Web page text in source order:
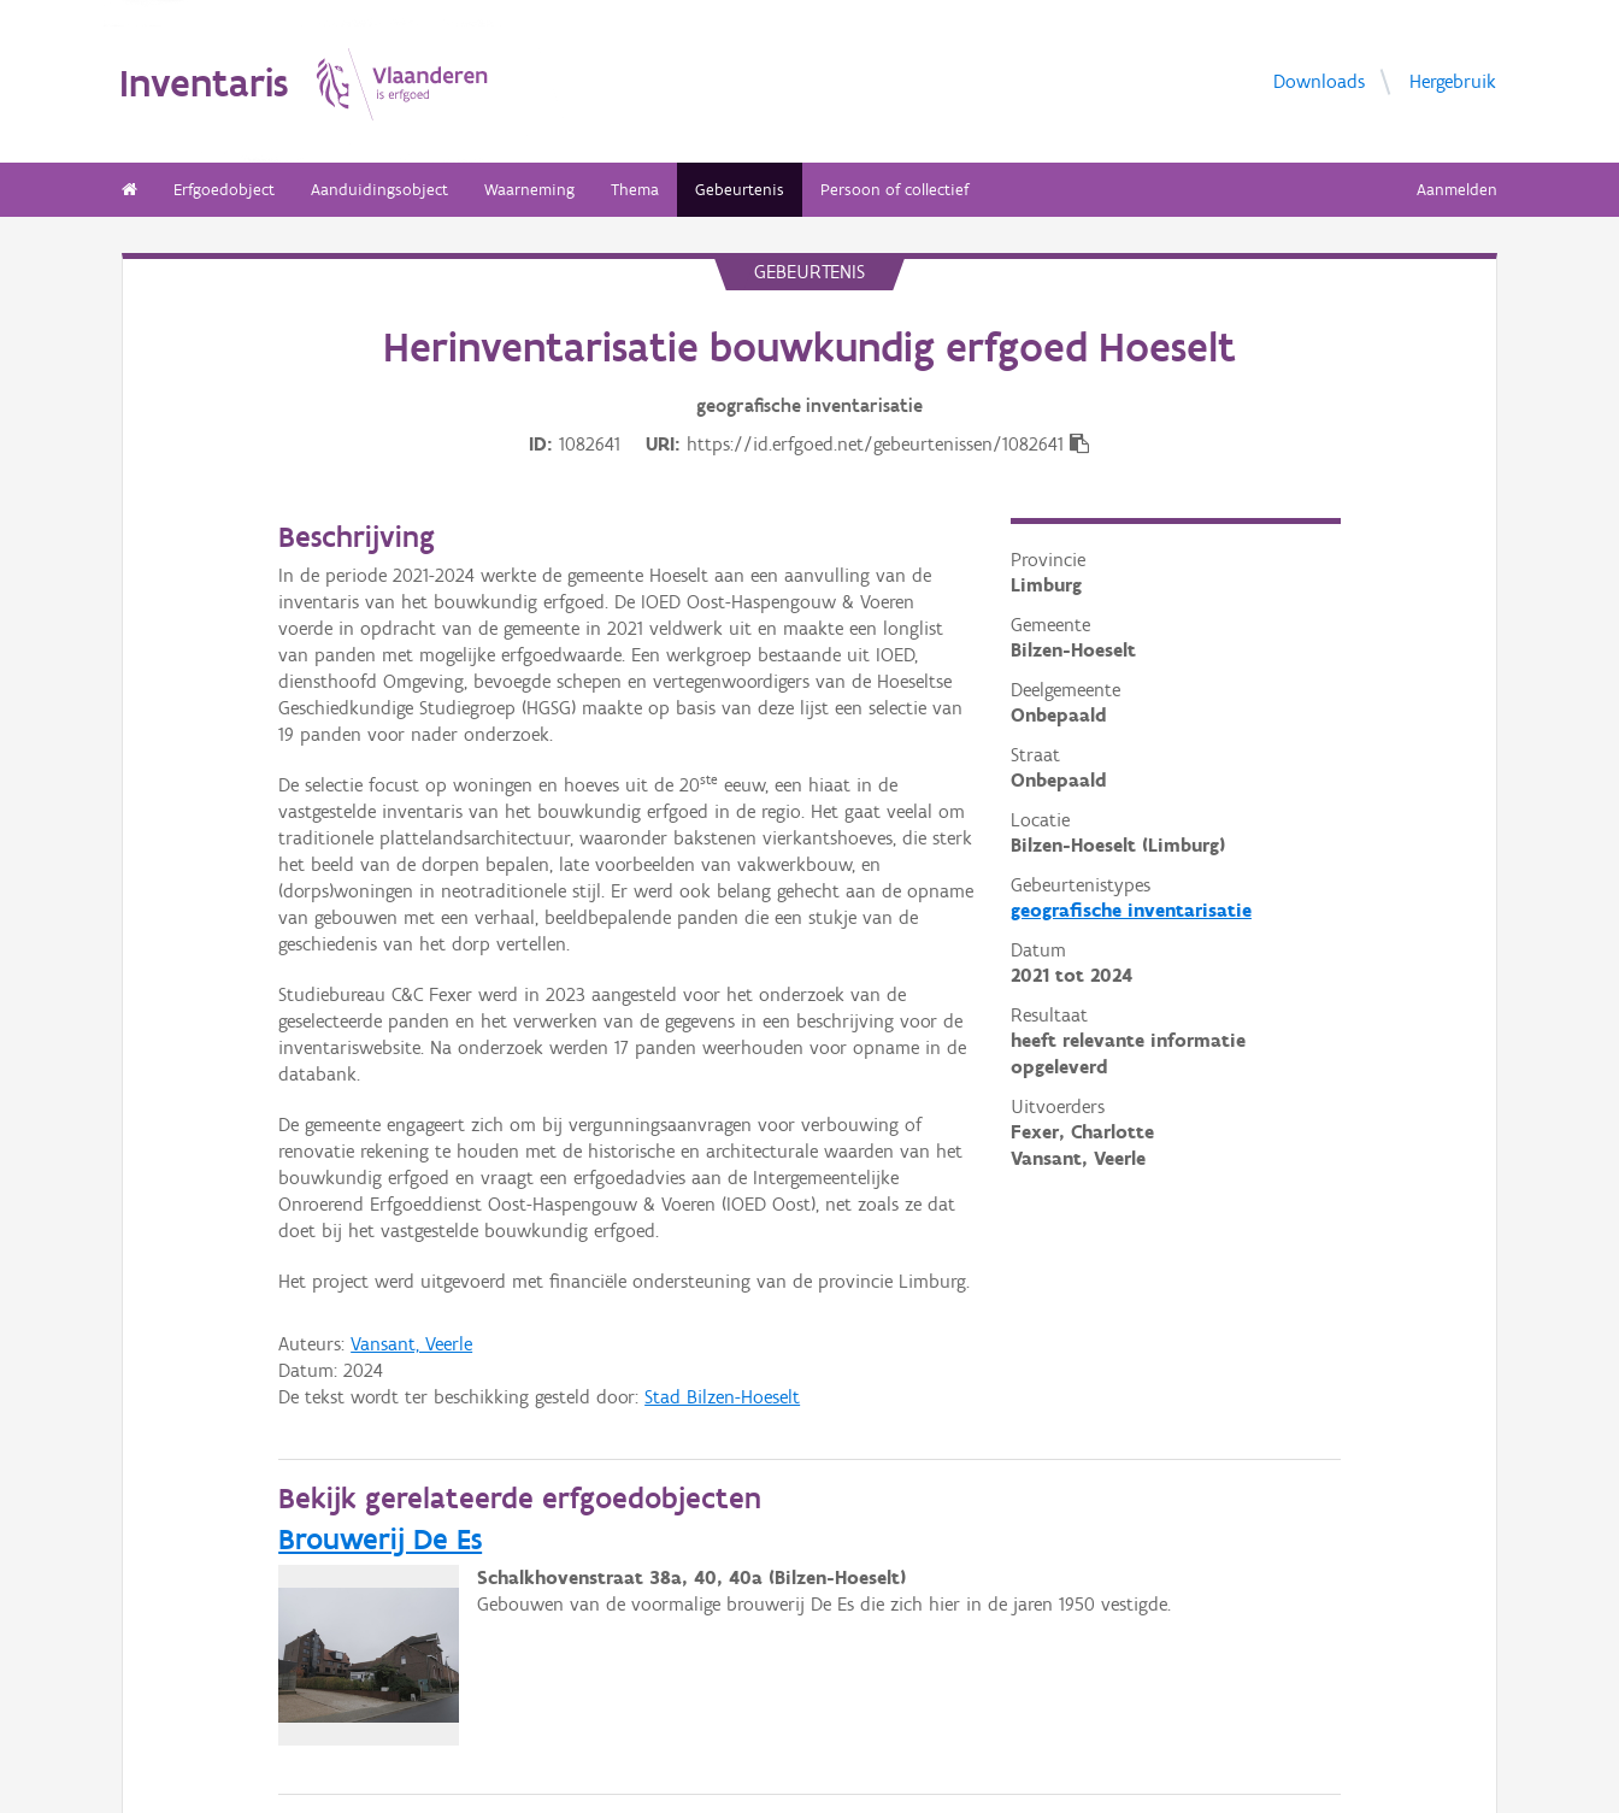
Inventaris Downloads Hergebruik
Erfgoedobject Aanduidingsobject Waarneming Thema Gebeurtenis Persoon of collectief Aanmelden
GEBEURTENIS
Herinventarisatie bouwkundig erfgoed Hoeselt
geografische inventarisatie
ID
1082641 URI https://id.erfgoed.net/gebeurtenissen/1082641
Provincie
Limburg
Gemeente
Bilzen-Hoeselt
Deelgemeente
Onbepaald
Straat
Onbepaald
Locatie
Bilzen-Hoeselt (Limburg)
Gebeurtenistypes
geografische inventarisatie
Datum
2021tot 2024
Resultaat
heeft relevante informatie
opgeleverd
Uitvoerders
Fexer, Charlotte
Vansant, Veerle
Beschrijving
In de periode 2021-2024 werkte de gemeente Hoeselt aan een aanvulling van de
inventaris van het bouwkundig erfgoed. De IOED Oost-Haspengouw & Voeren
voerde in opdracht van de gemeente in 2021 veldwerk uit en maakte een longlist
van panden met mogelijke erfgoedwaarde. Een werkgroep bestaande uit IOED,
diensthoofd Omgeving, bevoegde schepen en vertegenwoordigers van de Hoeseltse
Geschiedkundige Studiegroep (HGSG) maakte op basis van deze lijst een selectie van
19 panden voor nader onderzoek.
De selectie focust op woningen en hoeves uit de 20ste eeuw, een hiaat in de
vastgestelde inventaris van het bouwkundig erfgoed in de regio. Het gaat veelal om
traditionele plattelandsarchitectuur, waaronder bakstenen vierkantshoeves, die sterk
het beeld van de dorpen bepalen, late voorbeelden van vakwerkbouw, en
(dorps)woningen in neotraditionele stijl. Er werd ook belang gehecht aan de opname
van gebouwen met een verhaal, beeldbepalende panden die een stukje van de
geschiedenis van het dorp vertellen.
Studiebureau C&C Fexer werd in 2023 aangesteld voor het onderzoek van de
geselecteerde panden en het verwerken van de gegevens in een beschrijving voor de
inventariswebsite. Na onderzoek werden 17 panden weerhouden voor opname in de
databank.
De gemeente engageert zich om bij vergunningsaanvragen voor verbouwing of
renovatie rekening te houden met de historische en architecturale waarden van het
bouwkundig erfgoed en vraagt een erfgoedadvies aan de Intergemeentelijke
Onroerend Erfgoeddienst Oost-Haspengouw & Voeren (IOED Oost), net zoals ze dat
doet bij het vastgestelde bouwkundig erfgoed.
Het project werd uitgevoerd met financiële ondersteuning van de provincie Limburg.
Auteurs:Vansant, Veerle
Datum:2024
De tekst wordt ter beschikking gesteld door:Stad Bilzen-Hoeselt
Bekijk gerelateerde erfgoedobjecten
Brouwerij De Es
Schalkhovenstraat 38a, 40, 40a (Bilzen-Hoeselt)
Gebouwen van de voormalige brouwerij De Es die zich hier in de jaren 1950 vestigde.